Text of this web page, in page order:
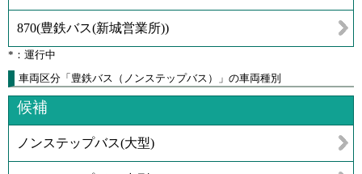
870(豊鉄バス(新城営業所))
*：運行中
車両区分「豊鉄バス（ノンステップバス）」の車両種別
候補
ノンステップバス(大型)